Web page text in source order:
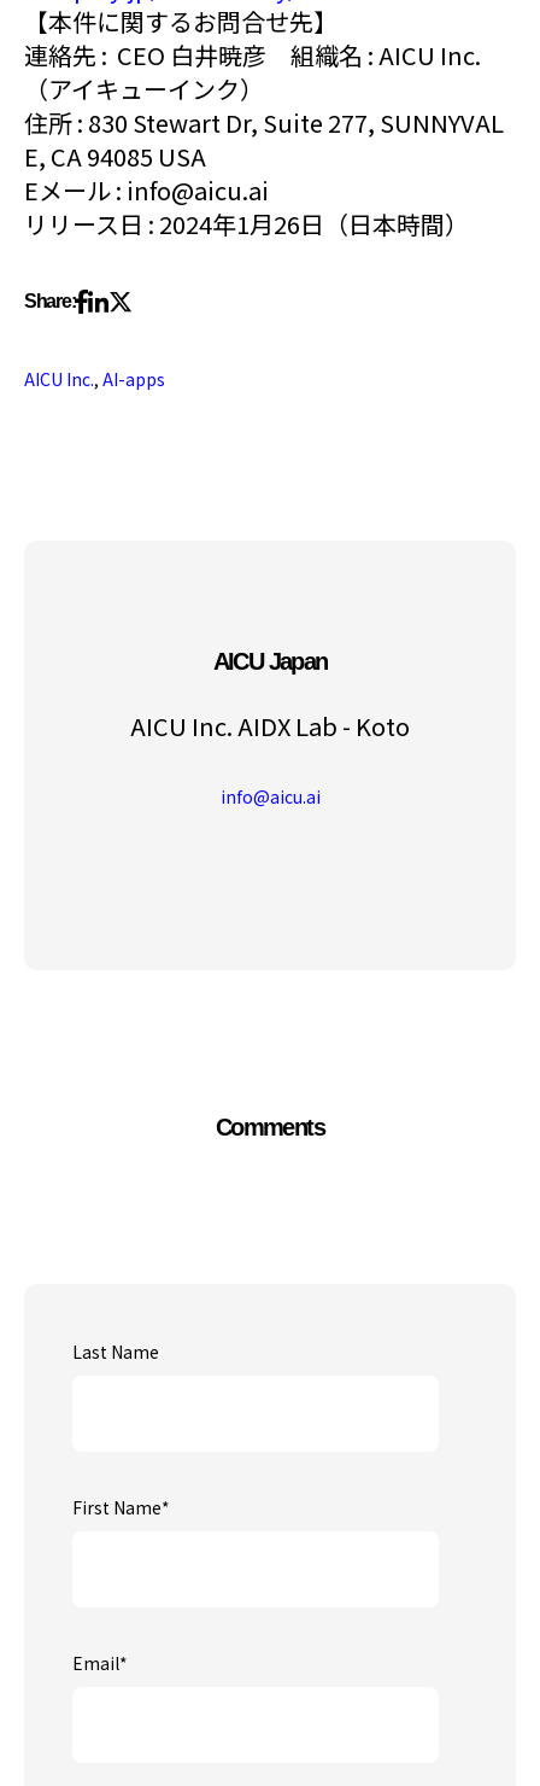
【本件に関するお問合せ先】
連絡先 : CEO 白井暁彦 組織名 : AICU Inc.
（アイキューインク）
住所 : 830 Stewart Dr, Suite 277, SUNNYVAL
E, CA 94085 USA
Eメール : info@aicu.ai
リリース日 : 2024年1月26日（日本時間）
Share:
AICU Inc., AI-apps
AICU Japan
AICU Inc. AIDX Lab - Koto
info@aicu.ai
Comments
Last Name
First Name*
Email*